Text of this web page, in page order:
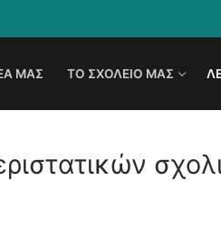
ΜΑΣ TO ΣΧΟΛΕΊΟ ΜΑΣ